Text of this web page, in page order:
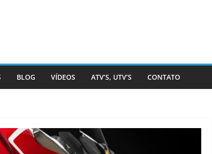
BLOG VÍDEOS ATV’S, UTV’S CONTATO